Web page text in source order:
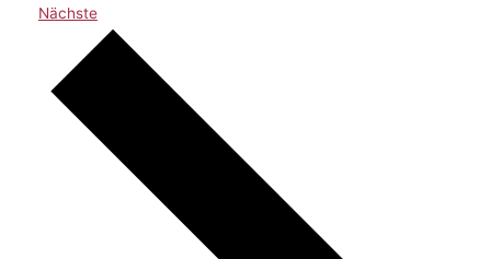
NächsteVeranstaltungen